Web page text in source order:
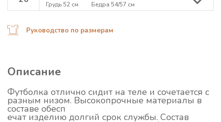
Грудь 52 см
Бедра 54/57 см
Руководство по размерам
Описание
Футболка отлично сидит на теле и сочетается с
разным низом. Высокопрочные материалы в
составе обесп
ечат изделию долгий срок службы. Состав